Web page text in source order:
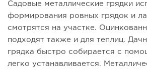
Садовые металлические грядки
формирования ровных грядок и
смотрятся на участке.
подходят также и для теплиц.
грядка быстро собирается с
легко устанавливается.